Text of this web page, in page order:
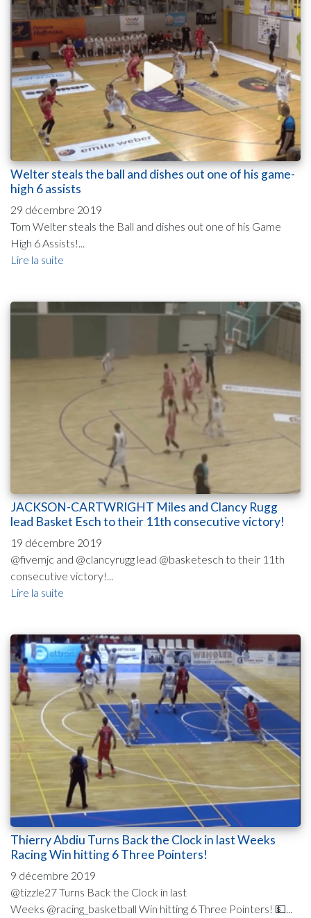
Welter steals the ball and dishes out one of his game-
high 6 assists
29 décembre 2019
Tom Welter steals the Ball and dishes out one of his Game
High 6 Assists!...
Lire la suite
JACKSON-CARTWRIGHT Miles and Clancy Rugg
lead Basket Esch to their 11th consecutive victory!
19 décembre 2019
@fivemjc and @clancyrugg lead @basketesch to their 11th
consecutive victory!...
Lire la suite
Thierry Abdiu Turns Back the Clock in last Weeks
Racing Win hitting 6 Three Pointers!
9 décembre 2019
@tizzle27 Turns Back the Clock in last
Weeks @racing_basketball Win hitting 6 Three Pointers! 💵...